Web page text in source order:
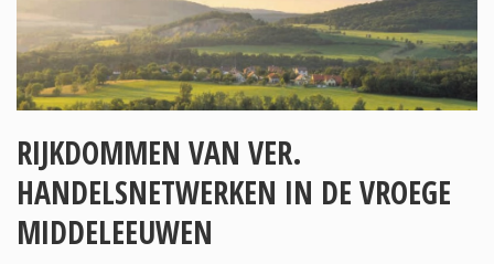
RIJKDOMMEN VAN VER.
HANDELSNETWERKEN IN DE VROEGE
MIDDELEEUWEN